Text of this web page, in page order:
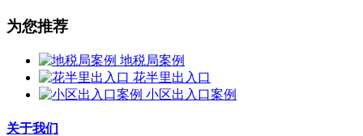
为您推荐
地税局案例
花半里出入口
小区出入口案例
关于我们